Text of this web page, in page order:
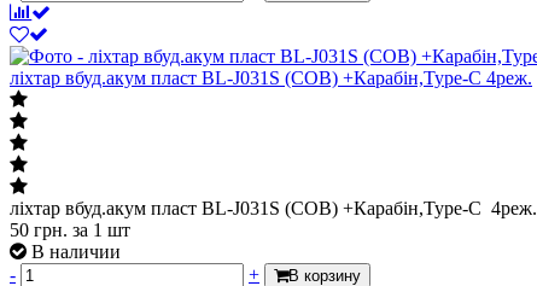
ліхтар вбуд.акум пласт BL-J031S (COB) +Карабін,Type-C 4реж.
ліхтар вбуд.акум пласт BL-J031S (COB) +Карабін,Type-C 4реж.
50 грн. за 1 шт
В наличии
-
+ В корзину